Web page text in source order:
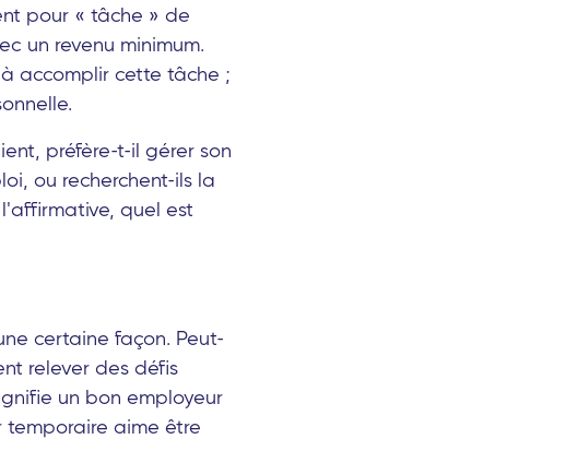
pour « tâche » de
un revenu minimum.
accomplir cette tâche ;
préfère-t-il gérer son
ou recherchent-ils la
quel est
certaine façon. Peut-
relever des défis
un bon employeur
aime être